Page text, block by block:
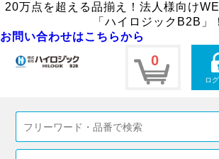
20万点を超える品揃え！法人様向け
「ハイロジックB2B」！
お問い合わせはこちらから
0
ロ